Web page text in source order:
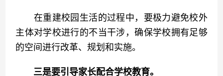
在重建校园生活的过程中，要极力避免校外
主体对学校进行的不当干涉，确保学校拥有足够
的空间进行改革、规划和实施。
三是要引导家长配合学校教育。